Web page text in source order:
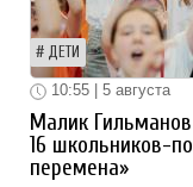
ДЕТИ
10:55 | 5 августа
Малик
16 школьников-
перемена»